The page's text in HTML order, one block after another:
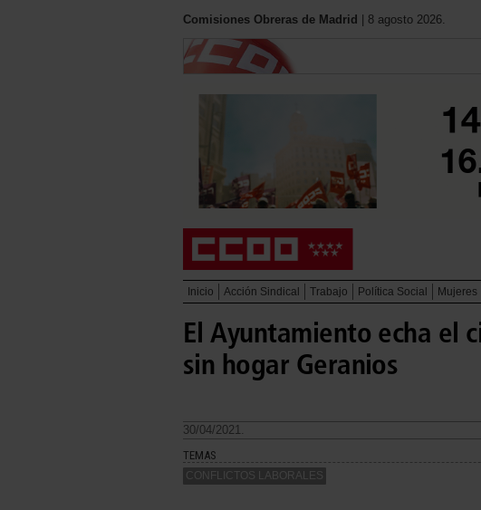
Comisiones Obreras de Madrid | 8 agosto 2026.
Inicio Acción Sindical Trabajo Política Social Mujeres
El Ayuntamiento echa el
sin hogar Geranios
30/04/2021.
TEMAS
CONFLICTOS LABORALES